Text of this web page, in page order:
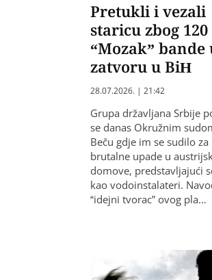
Pretukli i vezali
staricu zbog
“Mozak” bande
zatvoru u BiH
28.07.2026. | 21:42
Grupa državljana Srbije
se danas Okružnim
Beču gdje im se sudilo za
brutalne upade u
domove, predstavljajući
kao vodoinstalateri.
“idejni tvorac” ovog pla…